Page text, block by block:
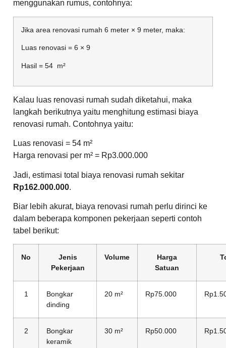
menggunakan rumus, contohnya:
Jika area renovasi rumah 6 meter × 9 meter, maka:
Luas renovasi = 6 × 9
Hasil = 54 m²
Kalau luas renovasi rumah sudah diketahui, maka
langkah berikutnya yaitu menghitung estimasi biaya
renovasi rumah. Contohnya yaitu:
Luas renovasi = 54 m²
Harga renovasi per m² = Rp3.000.000
Jadi, estimasi total biaya renovasi rumah sekitar
Rp162.000.000.
Biar lebih akurat, biaya renovasi rumah perlu dirinci ke
dalam beberapa komponen pekerjaan seperti contoh
tabel berikut:
No
Jenis
Pekerjaan
Volume
Harga
Satuan
1
Bongkar
dinding
20 m² Rp75.000
2
Bongkar
keramik
30 m² Rp50.000